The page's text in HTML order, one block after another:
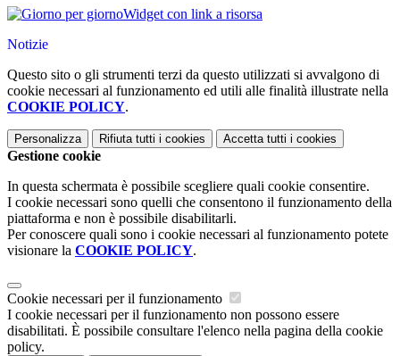
Widget con link a risorsa
Notizie
Questo sito o gli strumenti terzi da questo utilizzati si avvalgono di
cookie necessari al funzionamento ed utili alle finalità illustrate nella
COOKIE POLICY.
Personalizza Rifiuta tutti i cookies Accetta tutti i cookies
Gestione cookie
In questa schermata è possibile scegliere quali cookie consentire.
I cookie necessari sono quelli che consentono il funzionamento della
piattaforma e non è possibile disabilitarli.
Per conoscere quali sono i cookie necessari al funzionamento potete
visionare la COOKIE POLICY.
Cookie necessari per il funzionamento
I cookie necessari per il funzionamento non possono essere
disabilitati. È possibile consultare l'elenco nella pagina della cookie
policy.